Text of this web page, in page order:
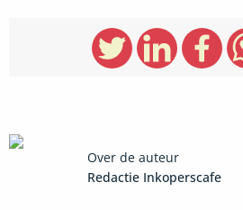
Over de auteur
Redactie Inkoperscafe